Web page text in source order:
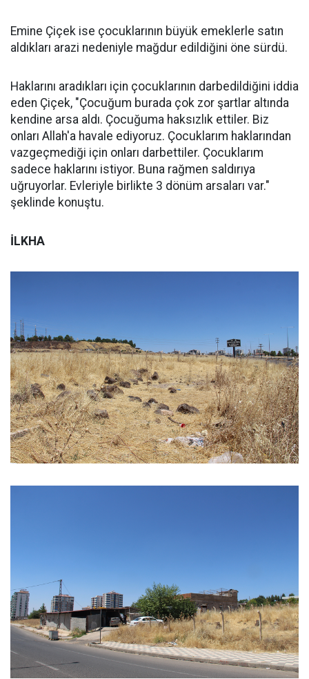
Emine Çiçek ise çocuklarının büyük emeklerle satın
aldıkları arazi nedeniyle mağdur edildiğini öne sürdü.
Haklarını aradıkları için çocuklarının darbedildiğini iddia
eden Çiçek, "Çocuğum burada çok zor şartlar altında
kendine arsa aldı. Çocuğuma haksızlık ettiler. Biz
onları Allah'a havale ediyoruz. Çocuklarım haklarından
vazgeçmediği için onları darbettiler. Çocuklarım
sadece haklarını istiyor. Buna rağmen saldırıya
uğruyorlar. Evleriyle birlikte 3 dönüm arsaları var."
şeklinde konuştu.
İLKHA